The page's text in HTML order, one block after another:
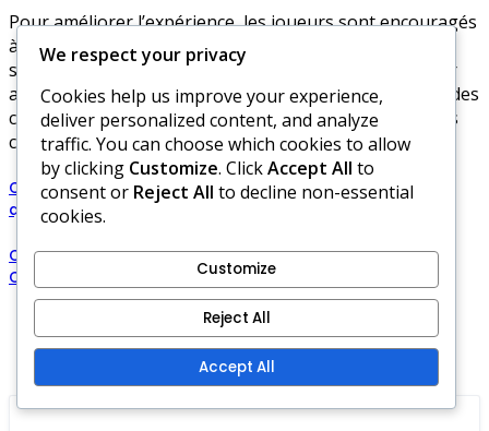
Pour améliorer l’expérience, les joueurs sont encouragés
à partager les codes qu’ils trouvent et à discuter des
stratégies pour maximiser les récompenses. S’engager
avec la communauté peut fournir des informations et des
conseils précieux sur la façon d’utiliser efficacement les
codes disponibles.
Codes promo quotidiens du Hub Hero Wars : Mises à jour
quotidiennes, Comment les réclamer, Récompenses
Codes d’Émeraudes de l’Ère de la Domination de Hero Wars :
Codes exclusifs, Récompenses, Activation
Comments
We respect your privacy
Cookies help us improve your experience,
deliver personalized content, and analyze
traffic. You can choose which cookies to allow
by clicking Customize. ClickAccept All to
consent or Reject All to decline non-essential
cookies.
Customize
Reject All
Accept All